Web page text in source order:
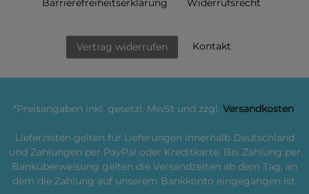
Barrierefreiheitserklärung Widerrufs­recht
Vertrag widerrufen Kontakt
*Preisangaben inkl. gesetzl. MwSt und zzgl. Versandkosten.
Lieferzeiten gelten für Lieferungen innerhalb Deutschland
und Zahlungen per PayPal oder Kreditkarte. Bei Zahlung per
Banküberweisung gelten die Versandzeiten ab dem Tag, an
dem die Zahlung auf unserem Bankkonto eingegangen ist.